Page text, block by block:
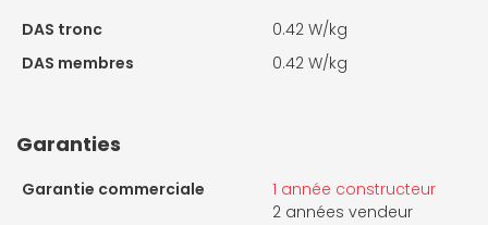
DAS tronc
0.42 W/kg
DAS membres
0.42 W/kg
Garanties
Garantie commerciale
1 année constructeur
2 années vendeur